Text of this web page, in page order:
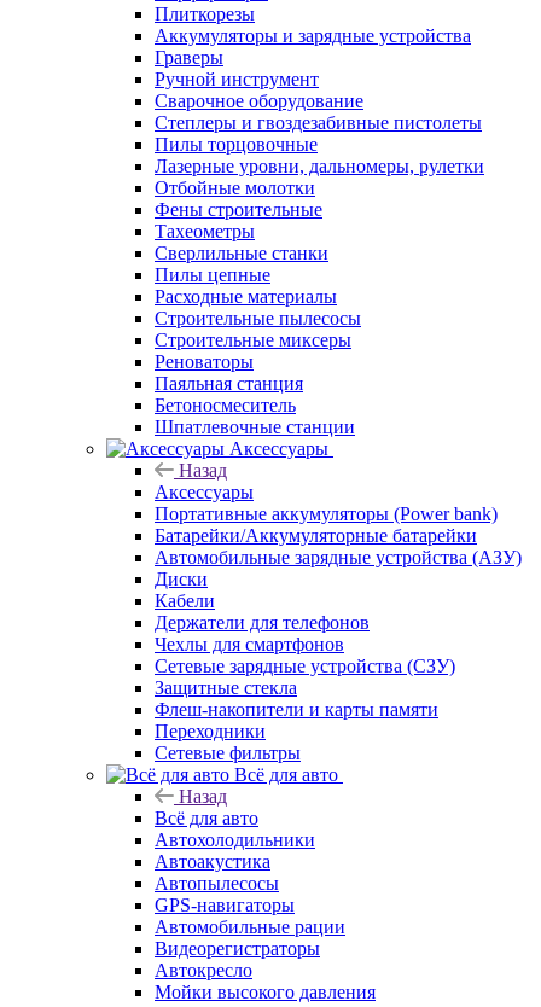
Плиткорезы
Аккумуляторы и зарядные устройства
Граверы
Ручной инструмент
Сварочное оборудование
Степлеры и гвоздезабивные пистолеты
Пилы торцовочные
Лазерные уровни, дальномеры, рулетки
Отбойные молотки
Фены строительные
Тахеометры
Сверлильные станки
Пилы цепные
Расходные материалы
Строительные пылесосы
Строительные миксеры
Реноваторы
Паяльная станция
Бетоносмеситель
Шпатлевочные станции
Аксессуары
Назад
Аксессуары
Портативные аккумуляторы (Power bank)
Батарейки/Аккумуляторные батарейки
Автомобильные зарядные устройства (АЗУ)
Диски
Кабели
Держатели для телефонов
Чехлы для смартфонов
Сетевые зарядные устройства (СЗУ)
Защитные стекла
Флеш-накопители и карты памяти
Переходники
Сетевые фильтры
Всё для авто
Назад
Всё для авто
Автохолодильники
Автоакустика
Автопылесосы
GPS-навигаторы
Автомобильные рации
Видеорегистраторы
Автокресло
Мойки высокого давления